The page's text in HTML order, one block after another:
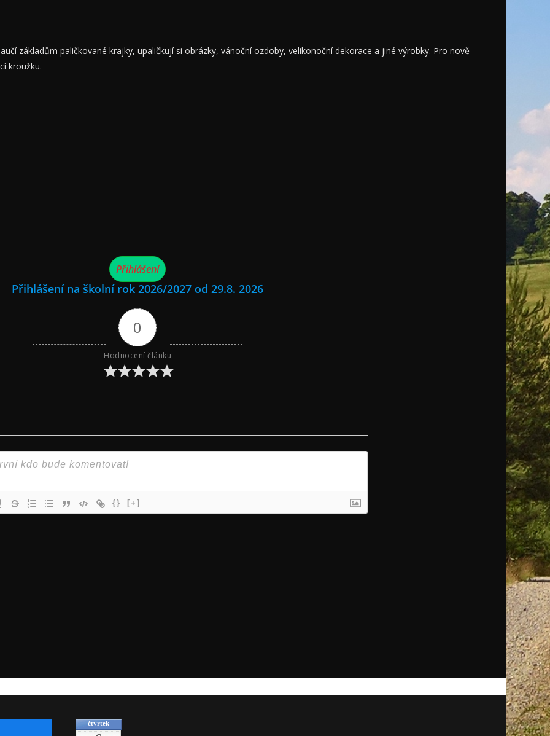
základům paličkované krajky, upaličkují si obrázky, vánoční ozdoby, velikonoční dekorace a jiné výrobky. Pro nově
kroužku.
Přihlášení
Přihlášení na školní rok 2026/2027 od 29.8. 2026
0
Hodnocení článku
{} [+]
čtvrtek